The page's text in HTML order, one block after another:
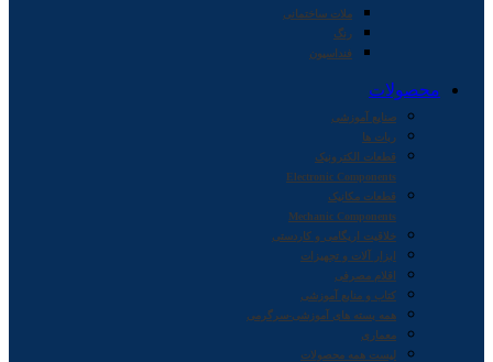
ملات ساختمانی
رنگ
فنداسیون
محصولات
صنایع آموزشی
ربات ها
قطعات الکترونیک
Electronic Components
قطعات مکانیک
Mechanic Components
خلاقیت اریگامی و کاردستی
ابزار آلات و تجهیزات
اقلام مصرفی
کتاب و منابع آموزشی
همه بسته های آموزشی-سرگرمی
معماری
لیست همه محصولات